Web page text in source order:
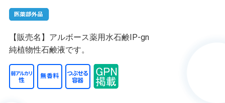
【販売名】アルボース薬用水石鹸IP-gn
純植物性石鹸液です。